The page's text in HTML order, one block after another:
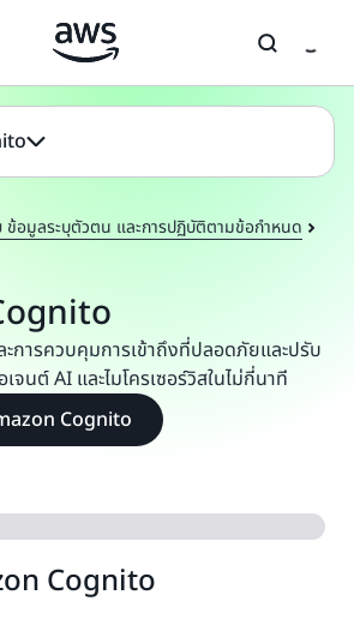
ข้อมูลระบุตัวตน และการปฏิบัติตามข้อกำหนด
การควบคุมการเข้าถึงที่ปลอดภัยและปรับ
จนต์ AI และไมโครเซอร์วิสในไม่กี่นาที
Cognito
Cognito